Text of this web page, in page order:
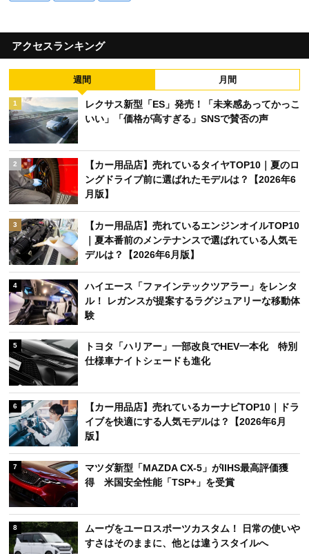
アクセスランキング
週間 月間
1
レクサス新型「ES」発売！「未来感あってかっこ
いい」「価格が高すぎる」SNSで賛否の声
2
【カー用品店】売れているタイヤTOP10｜夏のロ
ングドライブ前に選ばれたモデルは？【2026年6
月版】
3
【カー用品店】売れているエンジンオイルTOP10
｜夏本番前のメンテナンスで選ばれている人気モ
デルは？【2026年6月版】
4
ハイエース「ファインテックツアラー」をレンタ
ル！ レガンスが提案するラグジュアリーな移動体
験
5
トヨタ「ハリアー」一部改良でHEV一本化 特別
仕様車ナイトシェードも進化
6
【カー用品店】売れているカーナビTOP10｜ドラ
イブを快適にする人気モデルは？【2026年6月
版】
7
マツダ新型「MAZDA CX-5」がIIHS最高評価獲
得 米国安全性能「TSP+」を受賞
8
ムーヴをユーロスポーツカスタム！ 日常の使いや
すさはそのままに、他とは違うスタイルへ